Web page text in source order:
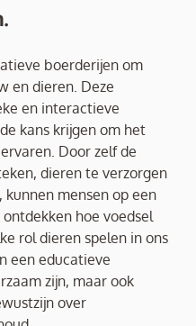
boerderijen om
en dieren. Deze
en interactieve
kans krijgen om het
Door zelf de
dieren te verzorgen
mensen op een
hoe voedsel
rol dieren spelen in ons
een educatieve
zijn, maar ook
over